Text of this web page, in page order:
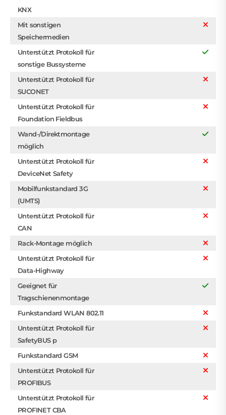
KNX
Mit sonstigen
Speichermedien
Unterstützt Protokoll für
sonstige Bussysteme
Unterstützt Protokoll für
SUCONET
Unterstützt Protokoll für
Foundation Fieldbus
Wand-/Direktmontage
möglich
Unterstützt Protokoll für
DeviceNet Safety
Mobilfunkstandard 3G
(UMTS)
Unterstützt Protokoll für
CAN
Rack-Montage möglich
Unterstützt Protokoll für
Data-Highway
Geeignet für
Tragschienenmontage
Funkstandard WLAN 802.11
Unterstützt Protokoll für
SafetyBUS p
Funkstandard GSM
Unterstützt Protokoll für
PROFIBUS
Unterstützt Protokoll für
PROFINET CBA